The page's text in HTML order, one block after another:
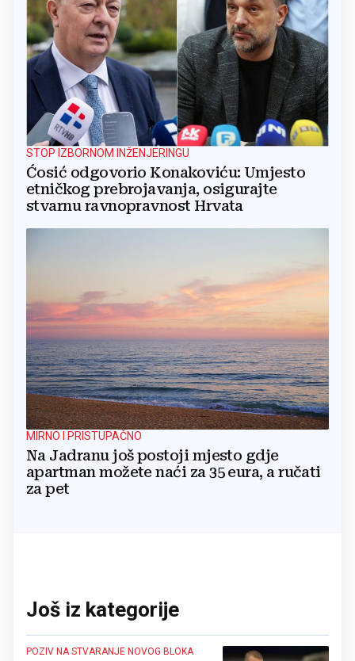
STOP IZBORNOM INŽENJERINGU
Ćosić odgovorio Konakoviću: Umjesto
etničkog prebrojavanja, osigurajte
stvarnu ravnopravnost Hrvata
MIRNO I PRISTUPAČNO
Na Jadranu još postoji mjesto gdje
apartman možete naći za 35 eura, a ručati
za pet
Još iz kategorije
POZIV NA STVARANJE NOVOG BLOKA